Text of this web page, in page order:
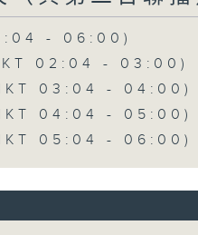
- 06:00)
02:04 - 03:00)
03:04 - 04:00)
04:04 - 05:00)
05:04 - 06:00)